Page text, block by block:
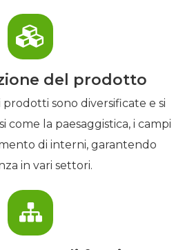
del prodotto
sono diversificate e si
come la paesaggistica, i campi
di interni, garantendo
in vari settori.